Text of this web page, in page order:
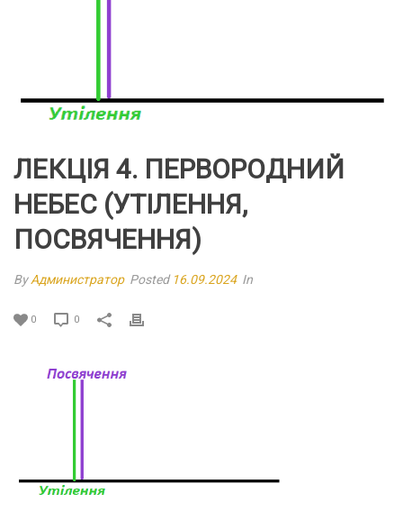
ЛЕКЦІЯ 4. ПЕРВОРОДНИЙ
НЕБЕС (УТІЛЕННЯ,
ПОСВЯЧЕННЯ)
ByАдминистратор Posted 16.09.2024 In
0 0